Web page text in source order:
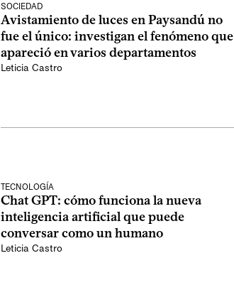
SOCIEDAD
Avistamiento de luces en Paysandú no
fue el único: investigan el fenómeno que
apareció en varios departamentos
Leticia Castro
TECNOLOGÍA
Chat GPT: cómo funciona la nueva
inteligencia artificial que puede
conversar como un humano
Leticia Castro